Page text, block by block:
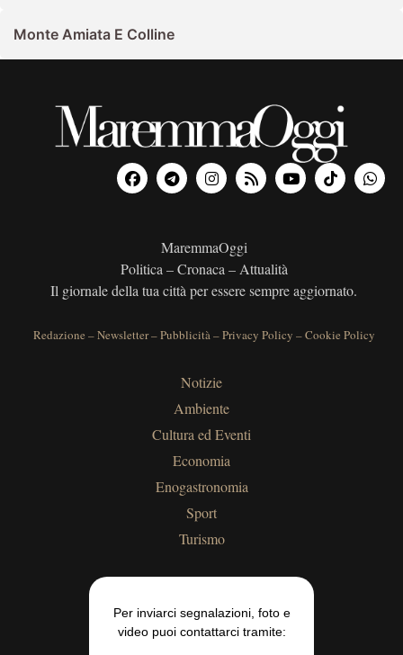
Monte Amiata E Colline
MaremmaOggi
Politica – Cronaca – Attualità
Il giornale della tua città per essere sempre aggiornato.
Redazione –Newsletter–Pubblicità–Privacy Policy –Cookie Policy
Notizie
Ambiente
Cultura ed Eventi
Economia
Enogastronomia
Sport
Turismo
Per inviarci segnalazioni, foto e
video puoi contattarci tramite: